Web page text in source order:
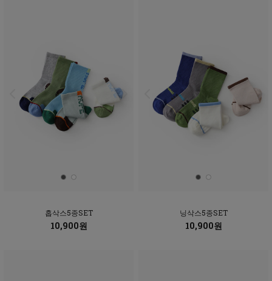
홉삭스5종SET
10,900원
닝삭스5종SET
10,900원